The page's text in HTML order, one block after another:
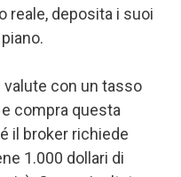
reale, deposita i suoi
con un tasso
e compra questa
il broker richiede
1.000 dollari di